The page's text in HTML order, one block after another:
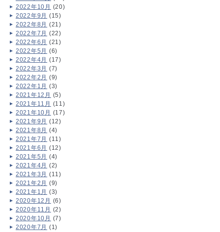
2022年10月 (20)
2022年9月 (15)
2022年8月 (21)
2022年7月 (22)
2022年6月 (21)
2022年5月 (6)
2022年4月 (17)
2022年3月 (7)
2022年2月 (9)
2022年1月 (3)
2021年12月 (5)
2021年11月 (11)
2021年10月 (17)
2021年9月 (12)
2021年8月 (4)
2021年7月 (11)
2021年6月 (12)
2021年5月 (4)
2021年4月 (2)
2021年3月 (11)
2021年2月 (9)
2021年1月 (3)
2020年12月 (6)
2020年11月 (2)
2020年10月 (7)
2020年7月 (1)